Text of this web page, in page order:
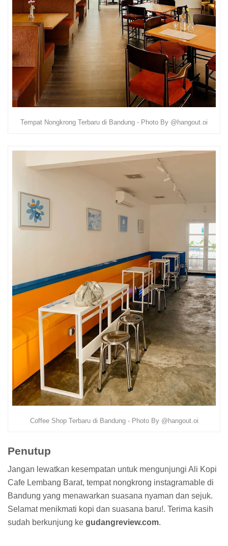
Tempat Nongkrong Terbaru di Bandung - Photo By @hangout.oi
Coffee Shop Terbaru di Bandung - Photo By @hangout.oi
Penutup
Jangan lewatkan kesempatan untuk mengunjungi Ali Kopi
Cafe Lembang Barat, tempat nongkrong instagramable di
Bandung yang menawarkan suasana nyaman dan sejuk.
Selamat menikmati kopi dan suasana baru!. Terima kasih
sudah berkunjung ke gudangreview.com.